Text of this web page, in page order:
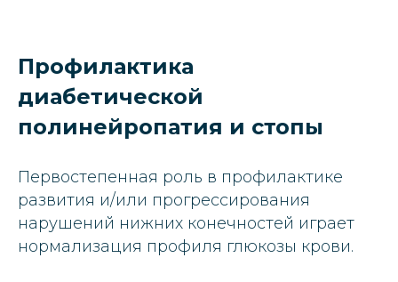
Профилактика
диабетической
полинейропатия и стопы
Первостепенная роль в профилактике
развития и/или прогрессирования
нарушений нижних конечностей играет
нормализация профиля глюкозы крови.